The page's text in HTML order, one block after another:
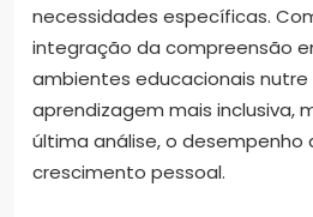
necessidades específicas.
integração da compreensão
ambientes educacionais
aprendizagem mais inclusiva,
última análise, o desempenho
crescimento pessoal.